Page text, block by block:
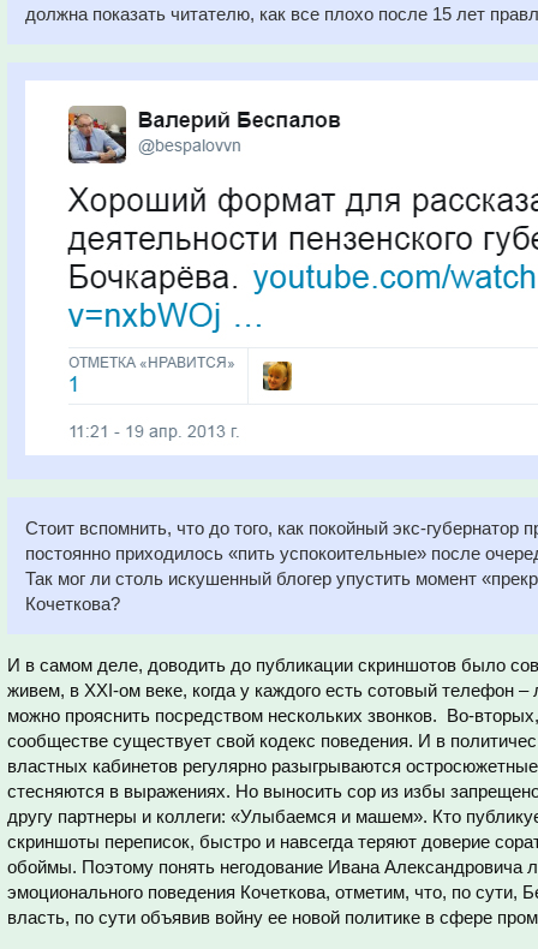
должна показать читателю, как все плохо после 15 лет
Стоит вспомнить, что до того, как покойный экс-губернатор
постоянно приходилось «пить успокоительные» после
Так мог ли столь искушенный блогер упустить момент
Кочеткова?
И в самом деле, доводить до публикации скриншотов было
живем, в ХХI-ом веке, когда у каждого есть сотовый телефон
можно прояснить посредством нескольких звонков. Во-
сообществе существует свой кодекс поведения. И в
властных кабинетов регулярно разыгрываются
стесняются в выражениях. Но выносить сор из избы
другу партнеры и коллеги: «Улыбаемся и машем». Кто
скриншоты переписок, быстро и навсегда теряют доверие
обоймы. Поэтому понять негодование Ивана Александровича
эмоционального поведения Кочеткова, отметим, что, по сути,
власть, по сути объявив войну ее новой политике в сфере